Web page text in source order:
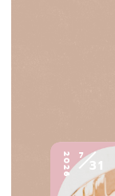
2026 7
31